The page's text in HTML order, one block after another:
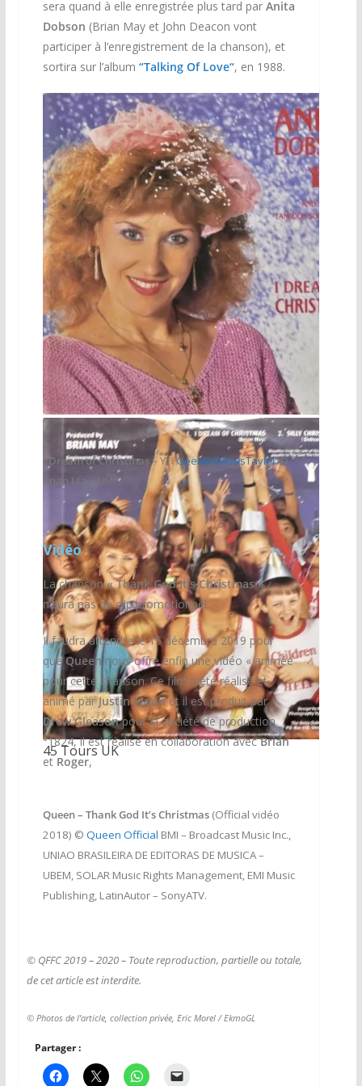
sera quand à elle enregistrée plus tard par Anita
Dobson (Brian May et John Deacon vont
participer à l’enregistrement de la chanson), et
sortira sur l’album “Talking Of Love“, en 1988.
45 Tours UK
45 Tours UK
I Dream of Christmas– YT:GeeMeddowsTaylor©
Brian May, UMG
Vidéo
La chanson«Thank God It’s Christmas »
n’aura pas de clip promotionnel.
Il faudra attendre le 15 décembre 2019 pour
queQueennous offre enfin une vidéo « animée
pour cette chanson. Ce film a été réalisé et
animé parJustin Moonet il est produit par
Drew Gleasonpour la société de production
°1824, il est réalisé en collaboration avecBrian
et Roger,
Queen – Thank God It’s Christmas(Official vidéo
2018) © Queen Official BMI – Broadcast Music Inc.,
UNIAO BRASILEIRA DE EDITORAS DE MUSICA –
UBEM, SOLAR Music Rights Management, EMI Music
Publishing, LatinAutor – SonyATV.
© QFFC 2019 – 2020 – Toute reproduction, partielle ou totale,
de cet article est interdite.
© Photos de l’article, collection privée, Eric Morel / EkmoGL
Partager :